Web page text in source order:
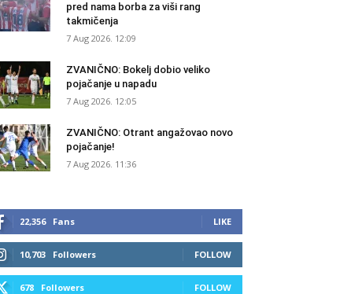
pred nama borba za viši rang
takmičenja
7 Aug 2026. 12:09
ZVANIČNO: Bokelj dobio veliko
pojačanje u napadu
7 Aug 2026. 12:05
ZVANIČNO: Otrant angažovao novo
pojačanje!
7 Aug 2026. 11:36
22,356 Fans LIKE
10,703 Followers FOLLOW
678 Followers FOLLOW